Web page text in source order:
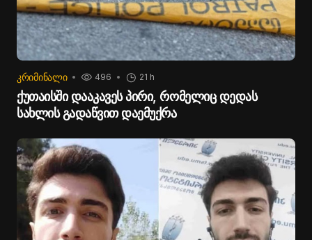
ᲙᲠᲘᲛᲘᲜᲐᲚᲘ 496 21 h
ქუთაისში დააკავეს პირი, რომელიც დედას
სახლის გადაწვით დაემუქრა